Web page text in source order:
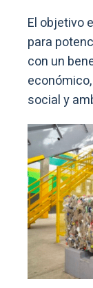
El objetivo
para
con un
social y